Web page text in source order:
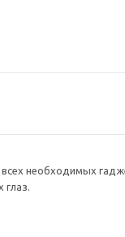
необходимых
глаз.